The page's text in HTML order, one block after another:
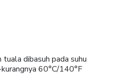
tuala dibasuh pada suhu
60°C/140°F